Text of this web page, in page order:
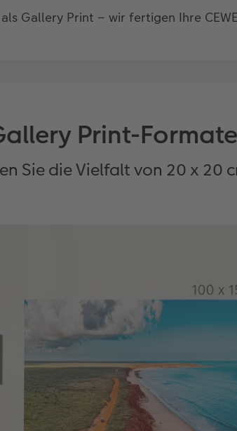
Gallery Print – wir fertigen Ihre CEWE
Print-
Sie die Vielfalt von 20 x 20